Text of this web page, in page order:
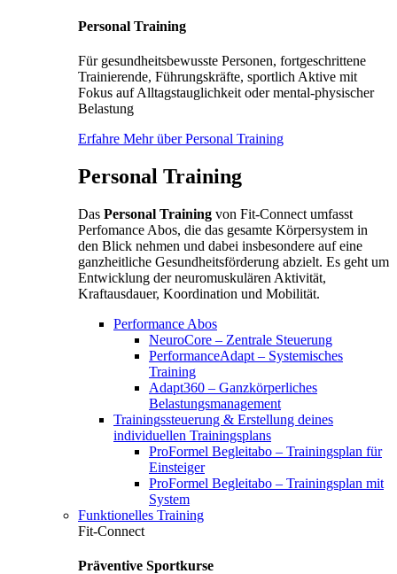
Personal Training
Für gesundheitsbewusste Personen, fortgeschrittene
Trainierende, Führungskräfte, sportlich Aktive mit
Fokus auf Alltagstauglichkeit oder mental-physischer
Belastung
Erfahre Mehr über Personal Training
Personal Training
Das Personal Training von Fit-Connect umfasst
Perfomance Abos, die das gesamte Körpersystem in
den Blick nehmen und dabei insbesondere auf eine
ganzheitliche Gesundheitsförderung abzielt. Es geht um
Entwicklung der neuromuskulären Aktivität,
Kraftausdauer, Koordination und Mobilität.
Performance Abos
NeuroCore – Zentrale Steuerung
PerformanceAdapt – Systemisches
Training
Adapt360 – Ganzkörperliches
Belastungsmanagement
Trainingssteuerung & Erstellung deines
individuellen Trainingsplans
ProFormel Begleitabo – Trainingsplan für
Einsteiger
ProFormel Begleitabo – Trainingsplan mit
System
Funktionelles Training
Fit-Connect
Präventive Sportkurse